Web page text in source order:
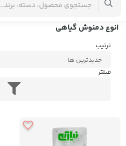
برچسب‌ها انوع دمنوش گیاهی
انوع دمنوش گیاهی
ترتیب
فیلتر